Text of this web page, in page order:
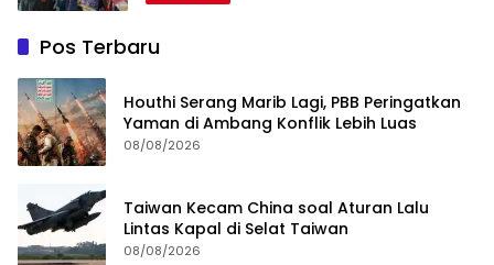
Pos Terbaru
Houthi Serang Marib Lagi, PBB Peringatkan
Yaman di Ambang Konflik Lebih Luas
08/08/2026
Taiwan Kecam China soal Aturan Lalu
Lintas Kapal di Selat Taiwan
08/08/2026